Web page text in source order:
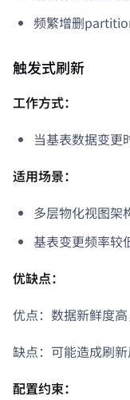
频繁增删
触发式刷新
工作方式：
当基表数据变更
适用场景：
多层物化视图架
基表变更频率较
优缺点：
优点：数据新鲜度
缺点：可能造成刷
配置约束：